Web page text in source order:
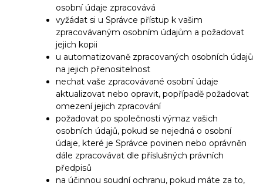
osobní údaje zpracovává
vyžádat si u Správce přístup k vašim
zpracovávaným osobním údajům a požadovat
jejich kopii
u automatizovaně zpracovaných osobních údajů
na jejich přenositelnost
nechat vaše zpracovávané osobní údaje
aktualizovat nebo opravit, popřípadě požadovat
omezení jejich zpracování
požadovat po společnosti výmaz vašich
osobních údajů, pokud se nejedná o osobní
údaje, které je Správce povinen nebo oprávněn
dále zpracovávat dle příslušných právních
předpisů
na účinnou soudní ochranu, pokud máte za to,